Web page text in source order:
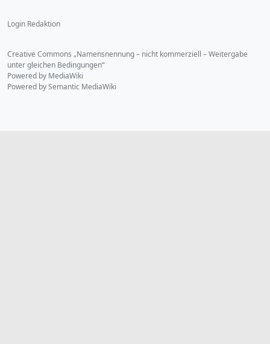
Login Redaktion
Creative Commons „Namensnennung – nicht kommerziell – Weitergabe
unter gleichen Bedingungen“
Powered by MediaWiki
Powered by Semantic MediaWiki